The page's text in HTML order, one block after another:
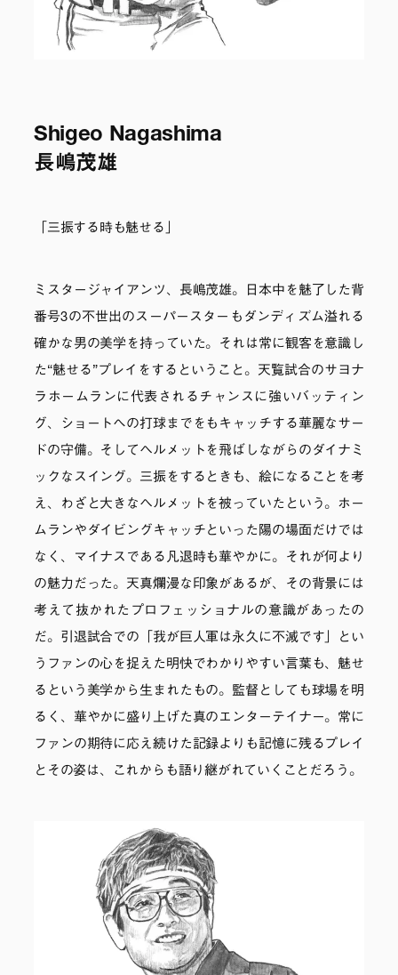
Shigeo Nagashima
長嶋茂雄
「三振する時も魅せる」
ミスタージャイアンツ、長嶋茂雄。日本中を魅了した背
番号3の不世出のスーパースターもダンディズム溢れる
確かな男の美学を持っていた。それは常に観客を意識し
た“魅せる”プレイをするということ。天覧試合のサヨナ
ラホームランに代表されるチャンスに強いバッティン
グ、ショートへの打球までをもキャッチする華麗なサー
ドの守備。そしてヘルメットを飛ばしながらのダイナミ
ックなスイング。三振をするときも、絵になることを考
え、わざと大きなヘルメットを被っていたという。ホー
ムランやダイビングキャッチといった陽の場面だけでは
なく、マイナスである凡退時も華やかに。それが何より
の魅力だった。天真爛漫な印象があるが、その背景には
考えて抜かれたプロフェッショナルの意識があったの
だ。引退試合での「我が巨人軍は永久に不滅です」とい
うファンの心を捉えた明快でわかりやすい言葉も、魅せ
るという美学から生まれたもの。監督としても球場を明
るく、華やかに盛り上げた真のエンターテイナー。常に
ファンの期待に応え続けた記録よりも記憶に残るプレイ
とその姿は、これからも語り継がれていくことだろう。